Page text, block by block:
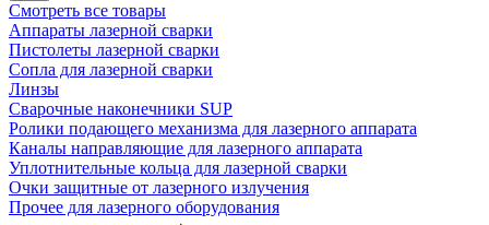
Смотреть все товары
Аппараты лазерной сварки
Пистолеты лазерной сварки
Сопла для лазерной сварки
Линзы
Сварочные наконечники SUP
Ролики подающего механизма для лазерного аппарата
Каналы направляющие для лазерного аппарата
Уплотнительные кольца для лазерной сварки
Очки защитные от лазерного излучения
Прочее для лазерного оборудования